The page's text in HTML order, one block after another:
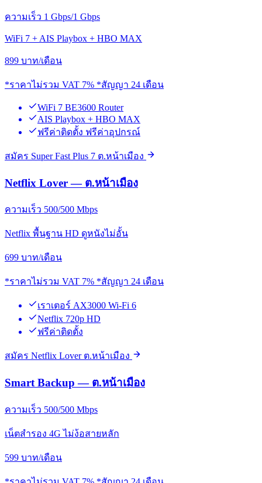
ความเร็ว 1 Gbps/1 Gbps
WiFi 7 + AIS Playbox + HBO MAX
899 บาท/เดือน
*ราคาไม่รวม VAT 7% *สัญญา 24 เดือน
WiFi 7 BE3600 Router
AIS Playbox + HBO MAX
ฟรีค่าติดตั้ง ฟรีค่าอุปกรณ์
สมัคร Super Fast Plus 7 ต.หน้าเมือง
Netflix Lover — ต.หน้าเมือง
ความเร็ว 500/500 Mbps
Netflix พื้นฐาน HD ดูหนังไม่อั้น
699 บาท/เดือน
*ราคาไม่รวม VAT 7% *สัญญา 24 เดือน
เราเตอร์ AX3000 Wi-Fi 6
Netflix 720p HD
ฟรีค่าติดตั้ง
สมัคร Netflix Lover ต.หน้าเมือง
Smart Backup — ต.หน้าเมือง
ความเร็ว 500/500 Mbps
เน็ตสำรอง 4G ไม่ง้อสายหลัก
599 บาท/เดือน